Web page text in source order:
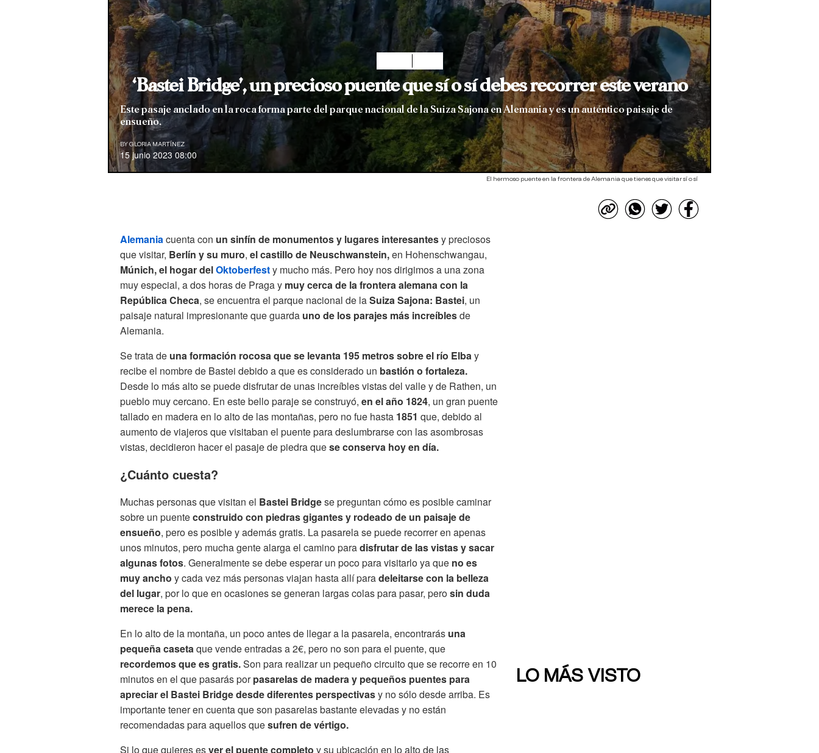
El hermoso puente en la frontera de Alemania que tienes que visitar sí o sí
‘Bastei Bridge’, un precioso puente que sí o sí debes recorrer este verano
Este pasaje anclado en la roca forma parte del parque nacional de la Suiza Sajona en Alemania y es un auténtico paisaje de
ensueño.
BY GLORIA MARTÍNEZ
15 junio 2023 08:00
Alemaniacuenta con un sinfín de monumentos y lugares interesantesy preciosos
que visitar, Berlín y su muro, el castillo de Neuschwanstein,en Hohenschwangau,
Múnich, el hogar delOktoberfesty mucho más. Pero hoy nos dirigimos a una zona
muy especial, a dos horas de Praga y muy cerca de la frontera alemana con la
República Checa, se encuentra el parque nacional de laSuiza Sajona: Bastei, un
paisaje natural impresionante que guarda uno de los parajes más increíblesde
Alemania.
Se trata de una formación rocosa que se levanta 195 metros sobre el río Elbay
recibe el nombre de Bastei debido a que es considerado un bastión o fortaleza.
Desde lo más alto se puede disfrutar de unas increíbles vistas del valle y de Rathen, un
pueblo muy cercano. En este bello paraje se construyó, en el año 1824, un gran puente
tallado en madera en lo alto de las montañas, pero no fue hasta 1851 que, debido al
aumento de viajeros que visitaban el puente para deslumbrarse con las asombrosas
vistas, decidieron hacer el pasaje de piedra quese conserva hoy en día.
¿Cuánto cuesta?
Muchas personas que visitan el Bastei Bridgese preguntan cómo es posible caminar
sobre un puenteconstruido con piedras gigantes y rodeado de un paisaje de
ensueño, pero es posible y además gratis. La pasarela se puede recorrer en apenas
unos minutos, pero mucha gente alarga el camino paradisfrutar de las vistas y sacar
algunas fotos. Generalmente se debe esperar un poco para visitarlo ya que no es
muy ancho y cada vez más personas viajan hasta allí paradeleitarse con la belleza
del lugar, por lo que en ocasiones se generan largas colas para pasar, perosin duda
merece la pena.
En lo alto de la montaña, un poco antes de llegar a la pasarela, encontrarás una
pequeña casetaque vende entradas a 2€, pero no son para el puente, que
recordemos que es gratis.Son para realizar un pequeño circuito que se recorre en 10
minutos en el que pasarás porpasarelas de madera y pequeños puentes para
apreciar el Bastei Bridge desde diferentes perspectivasy no sólo desde arriba. Es
importante tener en cuenta que son pasarelas bastante elevadas y no están
recomendadas para aquellos quesufren de vértigo.
Si lo que quieres esver el puente completo y su ubicación en lo alto de las
LO MÁS VISTO